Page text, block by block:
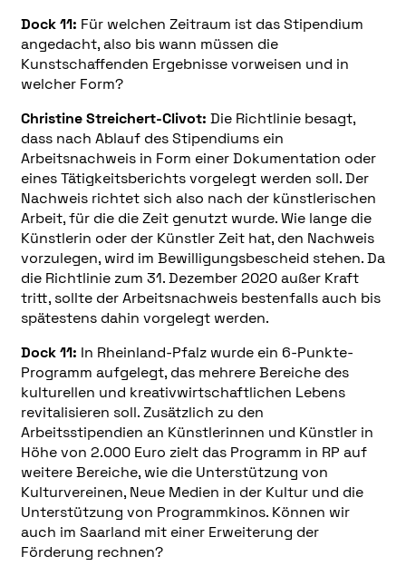
Dock 11: Für welchen Zeitraum ist das Stipendium
angedacht, also bis wann müssen die
Kunstschaffenden Ergebnisse vorweisen und in
welcher Form?
Christine Streichert-Clivot: Die Richtlinie besagt,
dass nach Ablauf des Stipendiums ein
Arbeitsnachweis in Form einer Dokumentation oder
eines Tätigkeitsberichts vorgelegt werden soll. Der
Nachweis richtet sich also nach der künstlerischen
Arbeit, für die die Zeit genutzt wurde. Wie lange die
Künstlerin oder der Künstler Zeit hat, den Nachweis
vorzulegen, wird im Bewilligungsbescheid stehen. Da
die Richtlinie zum 31. Dezember 2020 außer Kraft
tritt, sollte der Arbeitsnachweis bestenfalls auch bis
spätestens dahin vorgelegt werden.
Dock 11: In Rheinland-Pfalz wurde ein 6-Punkte-
Programm aufgelegt, das mehrere Bereiche des
kulturellen und kreativwirtschaftlichen Lebens
revitalisieren soll. Zusätzlich zu den
Arbeitsstipendien an Künstlerinnen und Künstler in
Höhe von 2.000 Euro zielt das Programm in RP auf
weitere Bereiche, wie die Unterstützung von
Kulturvereinen, Neue Medien in der Kultur und die
Unterstützung von Programmkinos. Können wir
auch im Saarland mit einer Erweiterung der
Förderung rechnen?